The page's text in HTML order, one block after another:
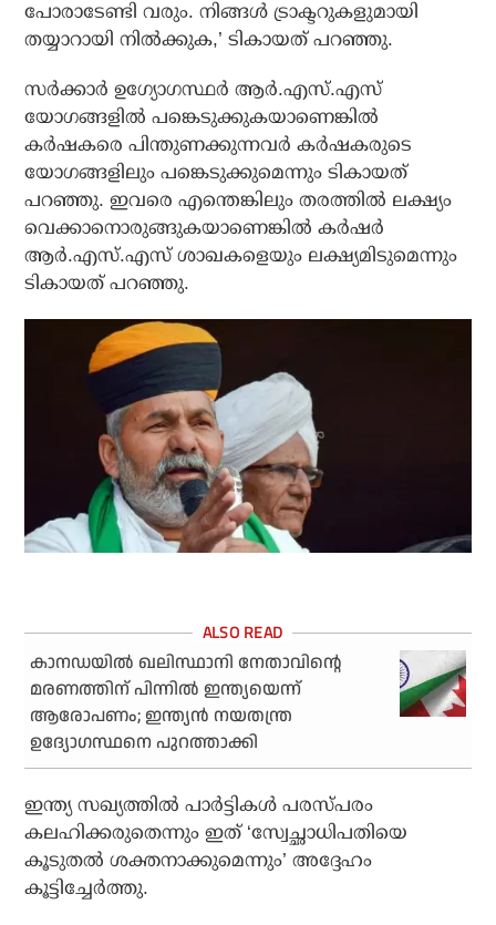
പോരാടേണ്ടി വരും. നിങ്ങള്‍ ട്രാക്ടറുകളുമായി
തയ്യാറായി നില്‍ക്കുക,’ ടികായത് പറഞ്ഞു.
സര്‍ക്കാര്‍ ഉഗ്യോഗസ്ഥര്‍ ആര്‍.എസ്.എസ്
യോഗങ്ങളില്‍ പങ്കെടുക്കുകയാണെങ്കില്‍
കര്‍ഷകരെ പിന്തുണക്കുന്നവര്‍ കര്‍ഷകരുടെ
യോഗങ്ങളിലും പങ്കെടുക്കുമെന്നും ടികായത്
പറഞ്ഞു. ഇവരെ എന്തെങ്കിലും തരത്തില്‍ ലക്ഷ്യം
വെക്കാനൊരുങ്ങുകയാണെങ്കില്‍ കര്‍ഷര്‍
ആര്‍.എസ്.എസ് ശാഖകളെയും ലക്ഷ്യമിടുമെന്നും
ടികായത് പറഞ്ഞു.
കാനഡയിൽ ഖലിസ്ഥാനി നേതാവിന്റെ
മരണത്തിന് പിന്നിൽ ഇന്ത്യയെന്ന്
ആരോപണം; ഇന്ത്യൻ നയതന്ത്ര
ഉദ്യോഗസ്ഥനെ പുറത്താക്കി
ഇന്ത്യ സഖ്യത്തില്‍ പാര്‍ട്ടികള്‍ പരസ്പരം
കലഹിക്കരുതെന്നും ഇത് ‘സ്വേച്ഛാധിപതിയെ
കൂടുതല്‍ ശക്തനാക്കുമെന്നും’ അദ്ദേഹം
കൂട്ടിച്ചേര്‍ത്തു.